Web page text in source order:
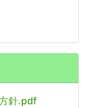
針.pdf